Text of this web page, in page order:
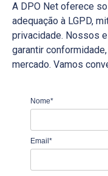
A DPO Net oferece
adequação à LGPD,
privacidade. Nossos
garantir
mercado. Vamos
Nome*
Email*